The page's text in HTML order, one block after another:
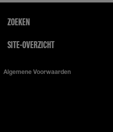
ZOEKEN
SITE-OVERZICHT
Algemene Voorwaarden